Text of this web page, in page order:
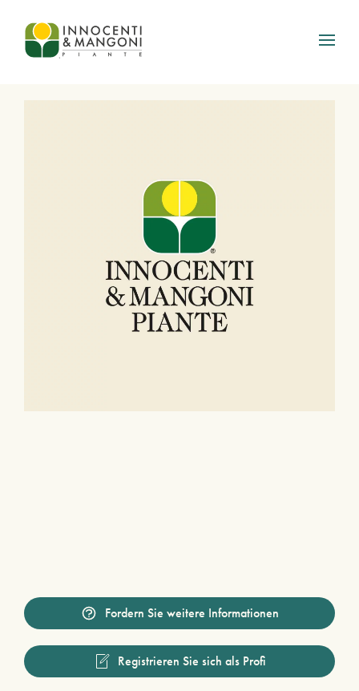
Skip to main content
Fordern Sie weitere Informationen
Registrieren Sie sich als Profi